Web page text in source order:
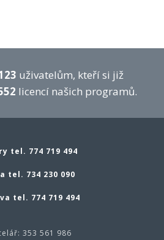
uživatelům, kteří si již
licencí našich programů.
tel. 774 719 494
tel. 734 230 090
tel. 774 719 494
353 561 986